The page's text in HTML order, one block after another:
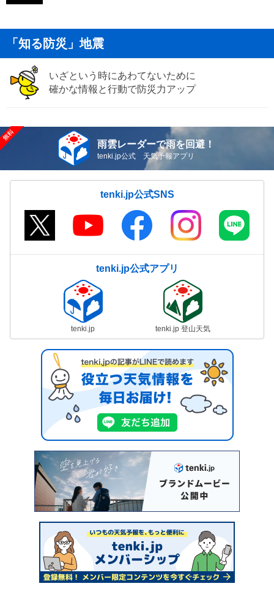
「知る防災」地震
いざという時にあわてないために
確かな情報と行動で防災力アップ
雨雲レーダーで雨を回避！
tenki.jp公式 天気予報アプリ
tenki.jp公式SNS
tenki.jp公式アプリ
tenki.jp tenki.jp 登山天気